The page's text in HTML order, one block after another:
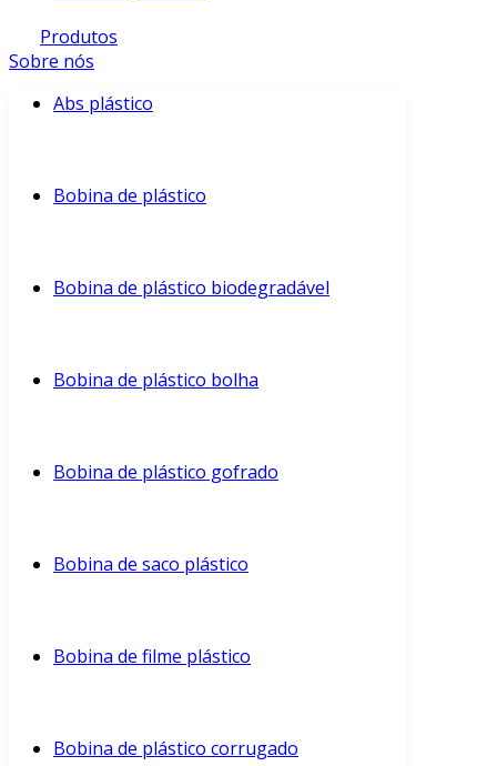
Produtos
Sobre nós
Abs plástico
Bobina de plástico
Bobina de plástico biodegradável
Bobina de plástico bolha
Bobina de plástico gofrado
Bobina de saco plástico
Bobina de filme plástico
Bobina de plástico corrugado